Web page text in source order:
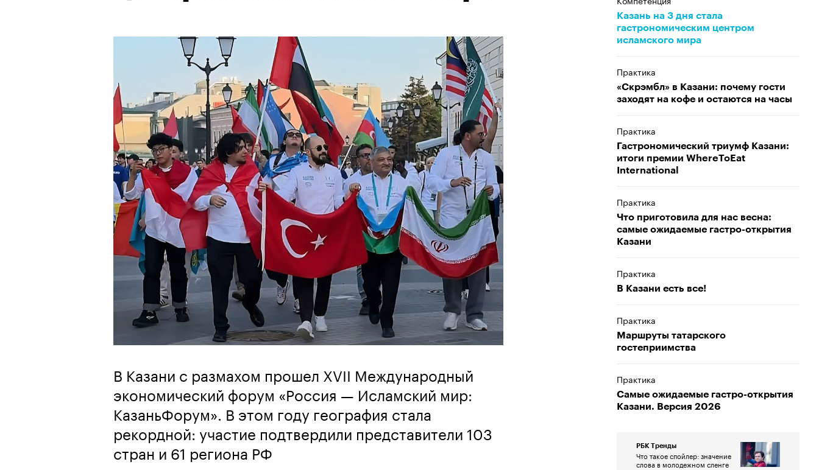
В Казани с размахом прошел XVII Международный
экономический форум «Россия — Исламский мир:
КазаньФорум». В этом году география стала
рекордной: участие подтвердили представители 103
стран и 61 региона РФ
Казань на 3 дня стала
гастрономическим центром
исламского мира
Практика
«Скрэмбл» в Казани: почему гости
заходят на кофе и остаются на часы
Практика
Гастрономический триумф Казани:
итоги премии WhereToEat
International
Практика
Что приготовила для нас весна:
самые ожидаемые гастро-открытия
Казани
Практика
В Казани есть все!
Практика
Маршруты татарского
гостеприимства
Практика
Самые ожидаемые гастро-открытия
Казани. Версия 2026
РБК Тренды
Что такое спойлер: значение
слова в молодежном сленге